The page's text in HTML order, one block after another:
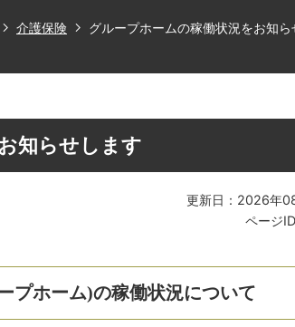
介護保険 グループホームの稼働状況をお知ら
知らせします
更新日：2026年
ページID
プホーム)の稼働状況について